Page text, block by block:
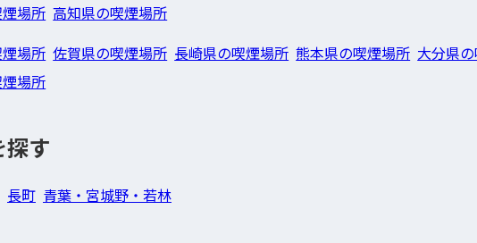
場所 高知県の喫煙場所
場所 佐賀県の喫煙場所 長崎県の喫煙場所 熊本県の喫煙場所 大分県
場所
す
長町 青葉・宮城野・若林